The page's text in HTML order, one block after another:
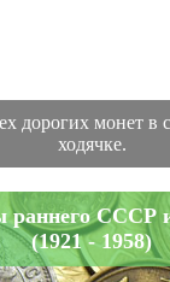
дорогих монет в
ходячке.
раннего
(1921 - 1958)